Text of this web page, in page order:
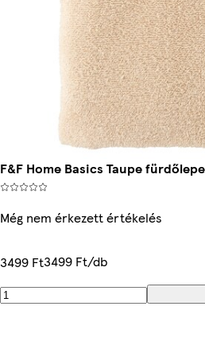
F&F Home Basics Taupe
Még nem érkezett értékelés
3499 Ft3499 Ft/db